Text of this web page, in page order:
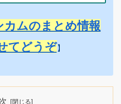
ムのまとめ情報
てどうぞ 】